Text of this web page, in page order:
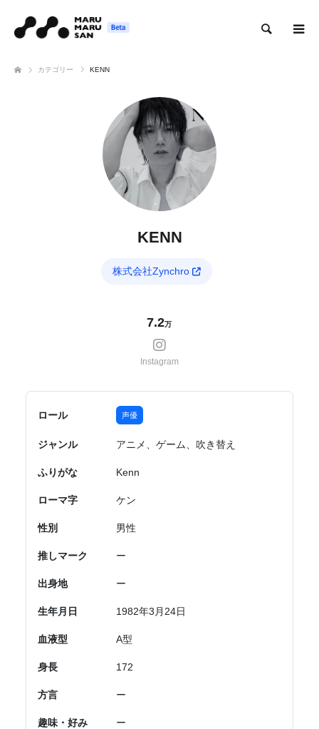
カテゴリー KENN
KENN
株式会社Zynchro
7.2万
Instagram
ロール 声優
ジャンル アニメ、ゲーム、吹き替え
ふりがな Kenn
ローマ字 ケン
性別 男性
推しマーク ー
出身地 ー
生年月日 1982年3月24日
血液型 A型
身長 172
方言 ー
趣味・好み ー